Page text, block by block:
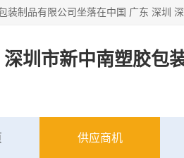
深圳市新中南塑胶包
供应商机